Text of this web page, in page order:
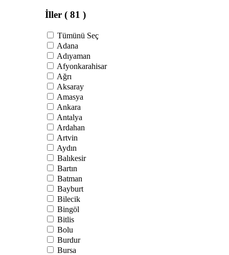
İller ( 81 )
Tümünü Seç
Adana
Adıyaman
Afyonkarahisar
Ağrı
Aksaray
Amasya
Ankara
Antalya
Ardahan
Artvin
Aydın
Balıkesir
Bartın
Batman
Bayburt
Bilecik
Bingöl
Bitlis
Bolu
Burdur
Bursa